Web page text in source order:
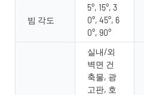
빔 각도
5°, 15°, 3
0°, 45°, 6
0°, 90°
실내/외
벽면 건
축물, 광
고판, 호